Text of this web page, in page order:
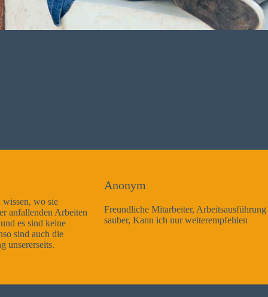
Freundliche Mitarbeiter, Arbeitsausführung sehr gut und sehr
sauber, Kann ich nur weiterempfehlen